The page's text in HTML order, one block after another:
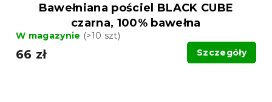
Bawełniana pościel BLACK CUBE
czarna, 100% bawełna
W magazynie (>10 szt)
66 zł Szczegóły